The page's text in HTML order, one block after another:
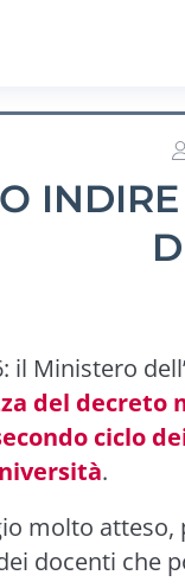
il Ministero
del decreto
ciclo
.
molto
docenti che